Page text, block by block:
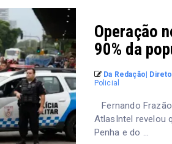
Operação
90% da
Da Redação|
Policial
Fernando
AtlasIntel revelou
Penha e do ...